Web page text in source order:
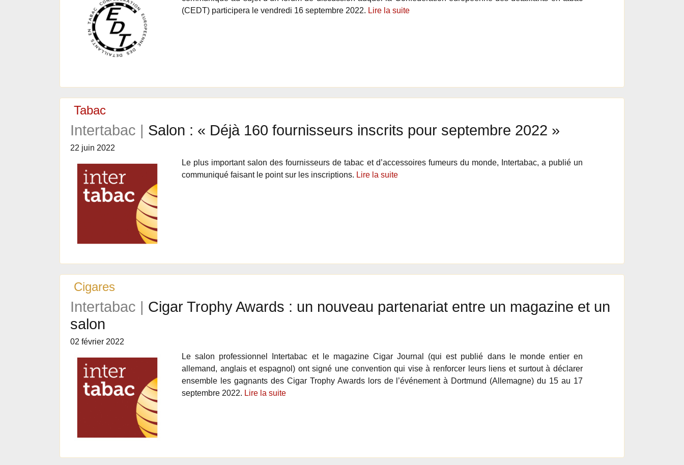
(CEDT) participera le vendredi 16 septembre 2022. Lire la suite
Tabac
Intertabac | Salon : « Déjà 160 fournisseurs inscrits pour septembre 2022 »
22 juin 2022
Le plus important salon des fournisseurs de tabac et d’accessoires fumeurs du monde, Intertabac, a publié un
communiqué faisant le point sur les inscriptions. Lire la suite
Cigares
Intertabac | Cigar Trophy Awards : un nouveau partenariat entre un magazine et un
salon
02 février 2022
Le salon professionnel Intertabac et le magazine Cigar Journal (qui est publié dans le monde entier en
allemand, anglais et espagnol) ont signé une convention qui vise à renforcer leurs liens et surtout à déclarer
ensemble les gagnants des Cigar Trophy Awards lors de l’événement à Dortmund (Allemagne) du 15 au 17
septembre 2022. Lire la suite